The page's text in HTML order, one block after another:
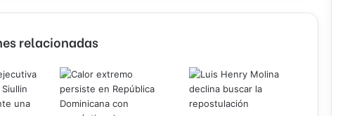
relacionadas